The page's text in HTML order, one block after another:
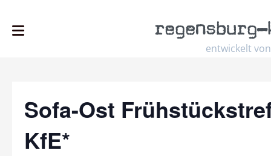
entwickelt von
regensburg–
Sofa-Ost
KfE*